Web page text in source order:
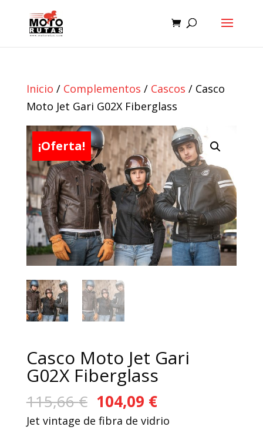
Inicio / Complementos / Cascos / Casco
Moto Jet Gari G02X Fiberglass
¡Oferta!
Casco Moto Jet Gari
G02X Fiberglass
115,66€ El
precio
104,09 €El
precio
Jet vintage de fibra de vidrio